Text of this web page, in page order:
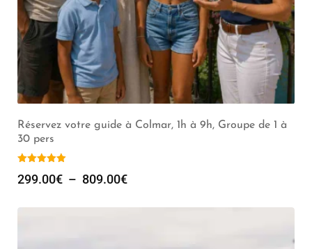
Réservez votre guide à Colmar, 1h à 9h, Groupe de 1 à
30 pers
299.00€ – 809.00€